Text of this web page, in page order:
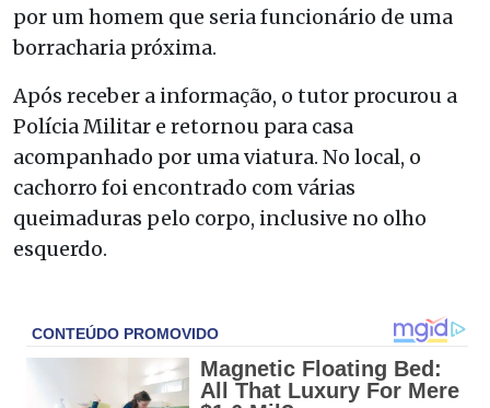
por um homem que seria funcionário de uma
borracharia próxima.
Após receber a informação, o tutor procurou a
Polícia Militar e retornou para casa
acompanhado por uma viatura. No local, o
cachorro foi encontrado com várias
queimaduras pelo corpo, inclusive no olho
esquerdo.